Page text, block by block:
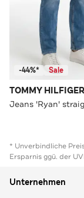
-44%* Sale
TOMMY HILFIGER
Jeans 'Ryan'
* Unverbindliche
Ersparnis ggü. der
Unternehmen